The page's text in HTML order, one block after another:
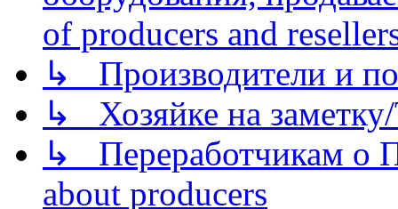
of producers and
↳ Производители и
↳ Хозяйке на
↳ Переработчикам о
about producers